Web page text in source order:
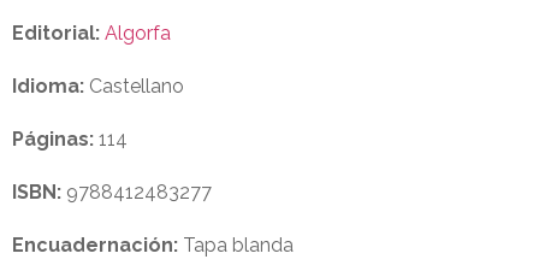
Editorial: Algorfa
Idioma: Castellano
Páginas: 114
ISBN: 9788412483277
Encuadernación: Tapa blanda